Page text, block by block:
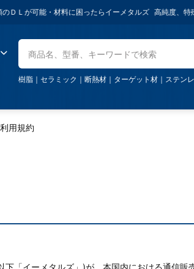
可能・材料に困ったらイーメタルズ 高純度、特殊材料
樹脂 ｜ セラミック ｜ 断熱材 ｜ ターゲット材 ｜ ステン
利用規約
「イーメタルズ」)が、本国内における通信